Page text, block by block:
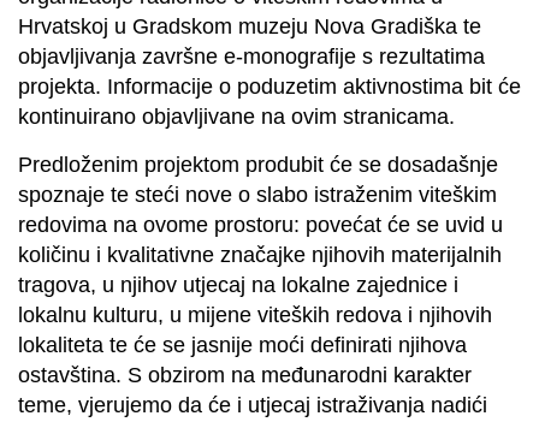
Hrvatskoj u Gradskom muzeju Nova Gradiška te
objavljivanja završne e-monografije s rezultatima
projekta. Informacije o poduzetim aktivnostima bit će
kontinuirano objavljivane na ovim stranicama.
Predloženim projektom produbit će se dosadašnje
spoznaje te steći nove o slabo istraženim viteškim
redovima na ovome prostoru: povećat će se uvid u
količinu i kvalitativne značajke njihovih materijalnih
tragova, u njihov utjecaj na lokalne zajednice i
lokalnu kulturu, u mijene viteških redova i njihovih
lokaliteta te će se jasnije moći definirati njihova
ostavština. S obzirom na međunarodni karakter
teme, vjerujemo da će i utjecaj istraživanja nadići